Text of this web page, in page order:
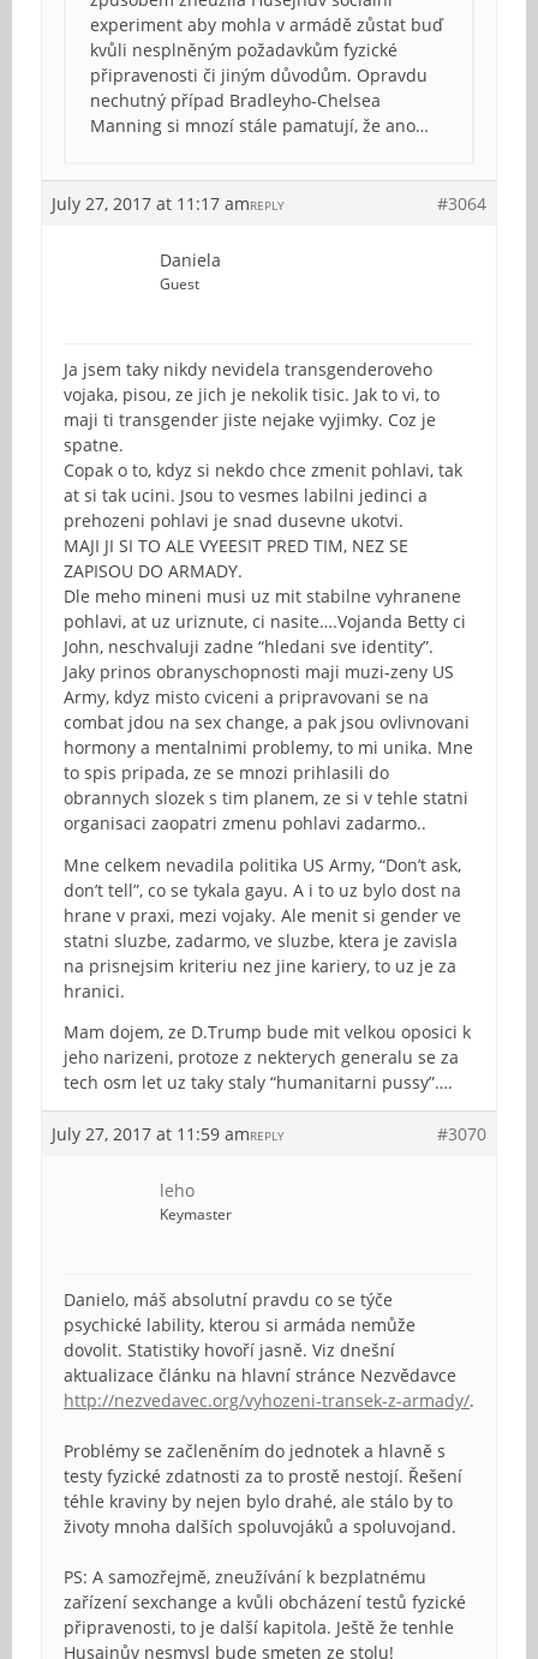
experiment aby mohla v armádě zůstat buď
kvůli nesplněným požadavkům fyzické
připravenosti či jiným důvodům. Opravdu
nechutný případ Bradleyho-Chelsea
Manning si mnozí stále pamatují, že ano…
July 27, 2017 at 11:17 am #3064
REPLY
Daniela
Guest
Ja jsem taky nikdy nevidela transgenderoveho
vojaka, pisou, ze jich je nekolik tisic. Jak to vi, to
maji ti transgender jiste nejake vyjimky. Coz je
spatne.
Copak o to, kdyz si nekdo chce zmenit pohlavi, tak
at si tak ucini. Jsou to vesmes labilni jedinci a
prehozeni pohlavi je snad dusevne ukotvi.
MAJI JI SI TO ALE VYEESIT PRED TIM, NEZ SE
ZAPISOU DO ARMADY.
Dle meho mineni musi uz mit stabilne vyhranene
pohlavi, at uz uriznute, ci nasite….Vojanda Betty ci
John, neschvaluji zadne “hledani sve identity”.
Jaky prinos obranyschopnosti maji muzi-zeny US
Army, kdyz misto cviceni a pripravovani se na
combat jdou na sex change, a pak jsou ovlivnovani
hormony a mentalnimi problemy, to mi unika. Mne
to spis pripada, ze se mnozi prihlasili do
obrannych slozek s tim planem, ze si v tehle statni
organisaci zaopatri zmenu pohlavi zadarmo..
Mne celkem nevadila politika US Army, “Don’t ask,
don’t tell”, co se tykala gayu. A i to uz bylo dost na
hrane v praxi, mezi vojaky. Ale menit si gender ve
statni sluzbe, zadarmo, ve sluzbe, ktera je zavisla
na prisnejsim kriteriu nez jine kariery, to uz je za
hranici.
Mam dojem, ze D.Trump bude mit velkou oposici k
jeho narizeni, protoze z nekterych generalu se za
tech osm let uz taky staly “humanitarni pussy”….
July 27, 2017 at 11:59 am #3070
REPLY
leho
Keymaster
Danielo, máš absolutní pravdu co se týče
psychické lability, kterou si armáda nemůže
dovolit. Statistiky hovoří jasně. Viz dnešní
aktualizace článku na hlavní stránce Nezvědavce
http://nezvedavec.org/vyhozeni-transek-z-armady/.
Problémy se začleněním do jednotek a hlavně s
testy fyzické zdatnosti za to prostě nestojí. Řešení
téhle kraviny by nejen bylo drahé, ale stálo by to
životy mnoha dalších spoluvojáků a spoluvojand.
PS: A samozřejmě, zneužívání k bezplatnému
zařízení sexchange a kvůli obcházení testů fyzické
připravenosti, to je další kapitola. Ještě že tenhle
Husajnův nesmysl bude smeten ze stolu!